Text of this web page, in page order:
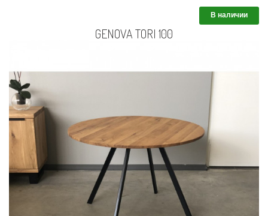
В наличии
GENOVA TORI 100